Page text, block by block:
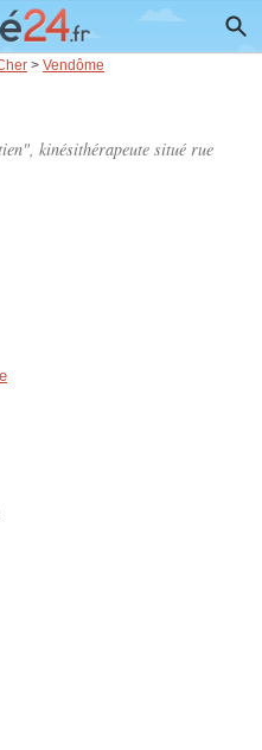
> Vendôme
kinésithérapeute situé rue